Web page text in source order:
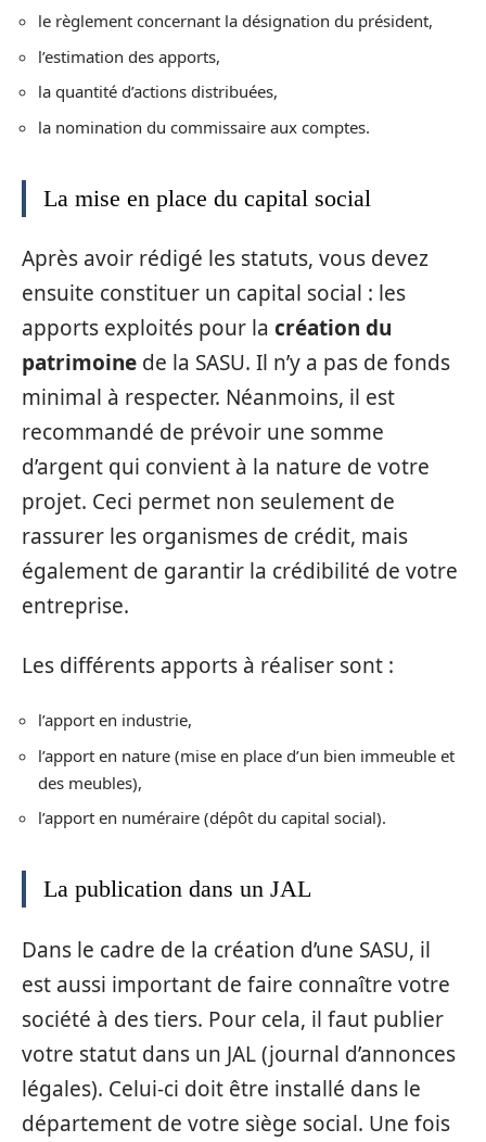
le règlement concernant la désignation du président,
l’estimation des apports,
la quantité d’actions distribuées,
la nomination du commissaire aux comptes.
La mise en place du capital social
Après avoir rédigé les statuts, vous devez
ensuite constituer un capital social : les
apports exploités pour la création du
patrimoine de la SASU. Il n’y a pas de fonds
minimal à respecter. Néanmoins, il est
recommandé de prévoir une somme
d’argent qui convient à la nature de votre
projet. Ceci permet non seulement de
rassurer les organismes de crédit, mais
également de garantir la crédibilité de votre
entreprise.
Les différents apports à réaliser sont :
l’apport en industrie,
l’apport en nature (mise en place d’un bien immeuble et
des meubles),
l’apport en numéraire (dépôt du capital social).
La publication dans un JAL
Dans le cadre de la création d’une SASU, il
est aussi important de faire connaître votre
société à des tiers. Pour cela, il faut publier
votre statut dans un JAL (journal d’annonces
légales). Celui-ci doit être installé dans le
département de votre siège social. Une fois